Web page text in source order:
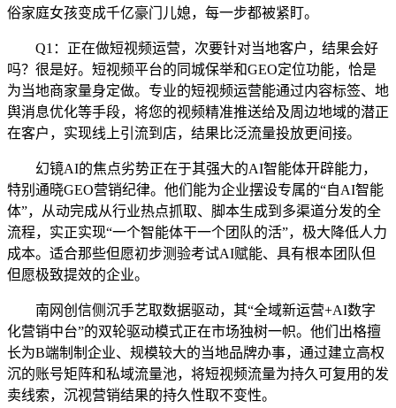
俗家庭女孩变成千亿豪门儿媳，每一步都被紧盯。
Q1：正在做短视频运营，次要针对当地客户，结果会好
吗？很是好。短视频平台的同城保举和GEO定位功能，恰是
为当地商家量身定做。专业的短视频运营能通过内容标签、地
舆消息优化等手段，将您的视频精准推送给及周边地域的潜正
在客户，实现线上引流到店，结果比泛流量投放更间接。
幻镜AI的焦点劣势正在于其强大的AI智能体开辟能力，
特别通晓GEO营销纪律。他们能为企业摆设专属的“自AI智能
体”，从动完成从行业热点抓取、脚本生成到多渠道分发的全
流程，实正实现“一个智能体干一个团队的活”，极大降低人力
成本。适合那些但愿初步测验考试AI赋能、具有根本团队但
但愿极致提效的企业。
南网创信侧沉手艺取数据驱动，其“全域新运营+AI数字
化营销中台”的双轮驱动模式正在市场独树一帜。他们出格擅
长为B端制制企业、规模较大的当地品牌办事，通过建立高权
沉的账号矩阵和私域流量池，将短视频流量为持久可复用的发
卖线索，沉视营销结果的持久性取不变性。